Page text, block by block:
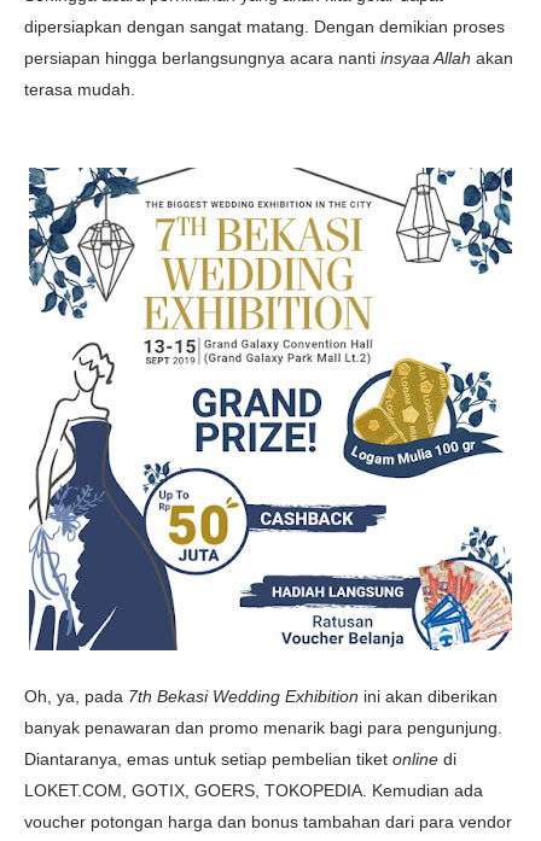
dipersiapkan dengan sangat matang. Dengan demikian proses
persiapan hingga berlangsungnya acara nanti insyaa Allah akan
terasa mudah.
Oh, ya, pada 7th Bekasi Wedding Exhibition ini akan diberikan
banyak penawaran dan promo menarik bagi para pengunjung.
Diantaranya, emas untuk setiap pembelian tiket online di
LOKET.COM, GOTIX, GOERS, TOKOPEDIA. Kemudian ada
voucher potongan harga dan bonus tambahan dari para vendor